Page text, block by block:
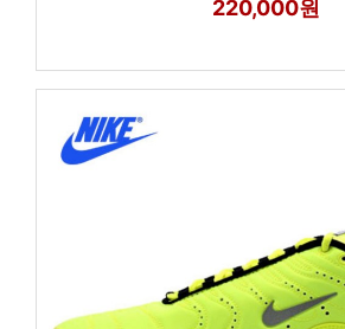
220,000원